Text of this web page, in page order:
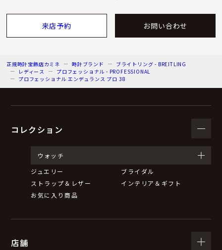
来店予約 お問い合わせ
正規時計宝飾店カミネ 時計ブランド
ブライトリング - BREITLING
レディース
プロフェッショナル - PROFESSIONAL
プロフェッショナル エンデュランス プロ 38
コレクション
ウォッチ
ジュエリー
ブライダル
ストラップ＆レザー
インテリア＆ギフト
お気に入り商品
店舗